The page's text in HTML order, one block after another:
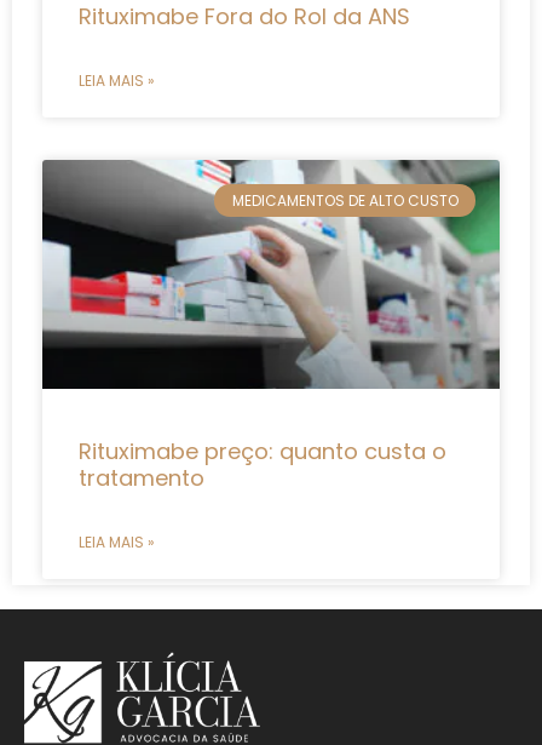
Rituximabe Fora do Rol da ANS
LEIA MAIS »
MEDICAMENTOS DE ALTO CUSTO
Rituximabe preço: quanto custa o
tratamento
LEIA MAIS »